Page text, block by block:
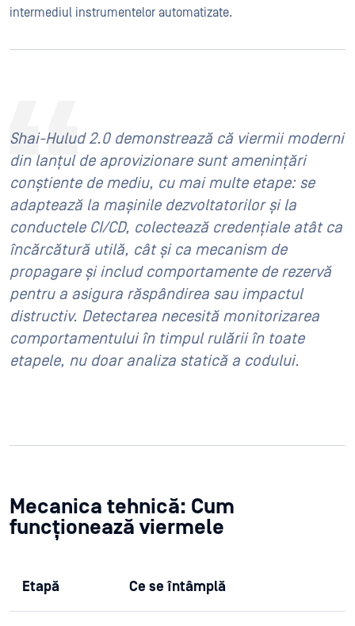
intermediul instrumentelor automatizate.
Shai-Hulud 2.0 demonstrează că viermii moderni
din lanțul de aprovizionare sunt amenințări
conștiente de mediu, cu mai multe etape: se
adaptează la mașinile dezvoltatorilor și la
conductele CI/CD, colectează credențiale atât ca
încărcătură utilă, cât și ca mecanism de
propagare și includ comportamente de rezervă
pentru a asigura răspândirea sau impactul
distructiv. Detectarea necesită monitorizarea
comportamentului în timpul rulării în toate
etapele, nu doar analiza statică a codului.
Mecanica tehnică: Cum
funcționează viermele
Etapă Ce se întâmplă